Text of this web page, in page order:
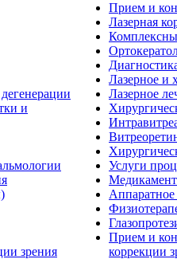
и
зрения
Прием и
Лазерная
Лазерное и
Лазерное
Услуги
Аппаратное
Прием и
коррекции